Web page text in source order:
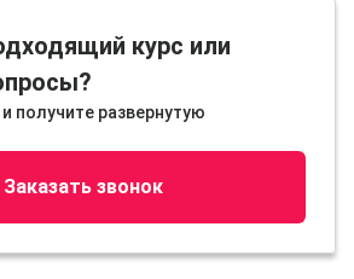
курс или
получите развернутую
Заказать звонок